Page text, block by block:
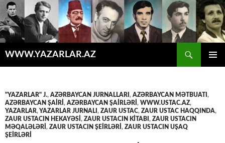
WWW.YAZARLAR.AZ
"YAZARLAR" J., AZƏRBAYCAN JURNALLARI , AZƏRBAYCAN MƏTBUATI ,
AZƏRBAYCAN ŞAİRİ , AZƏRBAYCAN ŞAİRLƏRİ , WWW.USTAC.AZ,
YAZARLAR, YAZARLAR JURNALI , ZAUR USTAC, ZAUR USTAC HAQQINDA,
ZAUR USTACIN HEKAYƏSİ , ZAUR USTACIN KİTABI , ZAUR USTACIN
MƏQALƏLƏRİ , ZAUR USTACIN ŞEİRLƏRİ , ZAUR USTACIN UŞAQ
ŞEİRLƏRİ